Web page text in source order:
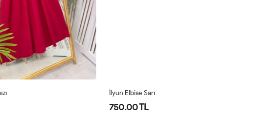
İlyun Elbise Sarı
750.00 TL